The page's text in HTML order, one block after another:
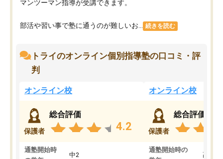
マンツーマン指導が受講できます。
部活や習い事で塾に通うのが難しいお... 続きを読む
トライのオンライン個別指導塾の口コミ・評
判
オンライン校
保護者
総合評価
4.2
通塾開始時
中2
オンライン校
保護者
総合評価
通塾開始時の
高3